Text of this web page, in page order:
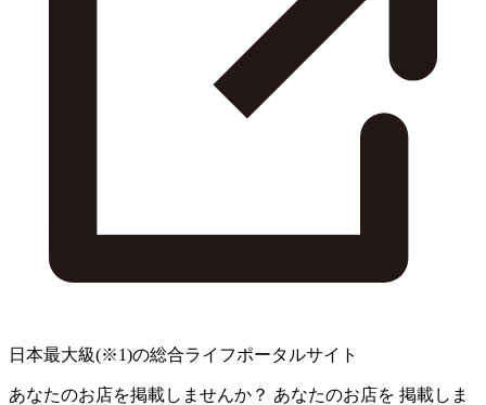
日本最大級(※1)の総合ライフポータルサイト
あなたのお店を掲載しませんか？ あなたのお店を 掲載しま